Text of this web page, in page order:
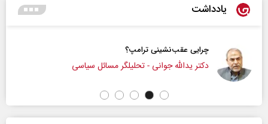
یادداشت
چرایی عقب‌نشینی ترامپ؟
دکتر یدالله جوانی - تحلیلگر مسائل سیاسی